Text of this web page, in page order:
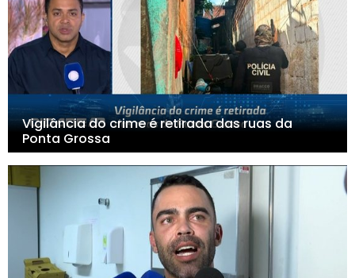
Vigilância do crime é retirada das ruas da
Ponta Grossa